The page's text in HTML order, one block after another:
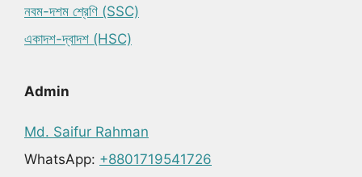
নবম-দশম শ্রেণি (SSC)
একাদশ-দ্বাদশ (HSC)
Admin
Md. Saifur Rahman
WhatsApp: +8801719541726